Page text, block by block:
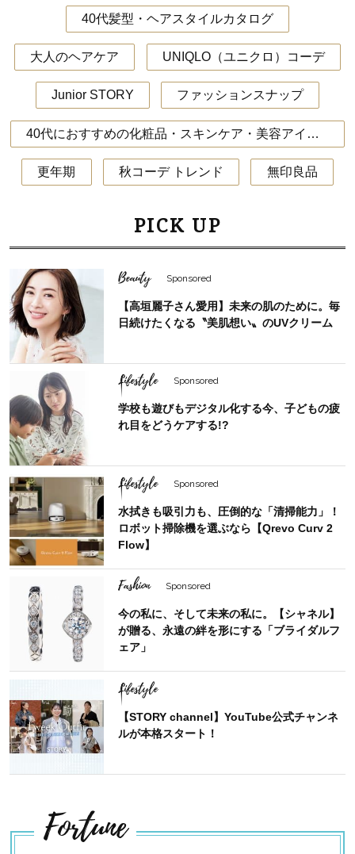
40代髪型・ヘアスタイルカタログ
大人のヘアケア UNIQLO（ユニクロ）コーデ
Junior STORY ファッションスナップ
40代におすすめの化粧品・スキンケア・美容アイテム
更年期 秋コーデ トレンド 無印良品
PICK UP
Beauty Sponsored
【高垣麗子さん愛用】未来の肌のために。毎
日続けたくなる〝美肌想い〟のUVクリーム
Lifestyle Sponsored
学校も遊びもデジタル化する今、子どもの疲
れ目をどうケアする!?
Lifestyle Sponsored
水拭きも吸引力も、圧倒的な「清掃能力」！
ロボット掃除機を選ぶなら【Qrevo Curv 2
Flow】
Fashion Sponsored
今の私に、そして未来の私に。【シャネル】
が贈る、永遠の絆を形にする「ブライダルフ
ェア」
Lifestyle
【STORY channel】YouTube公式チャンネ
ルが本格スタート！
Fortune